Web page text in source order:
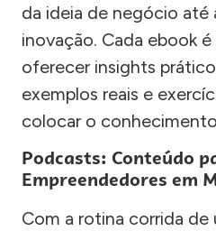
da ideia de negócio até
inovação. Cada ebook
oferecer insights
exemplos reais e
colocar o
Podcasts: Conteúdo
Empreendedores em
Com a rotina corrida